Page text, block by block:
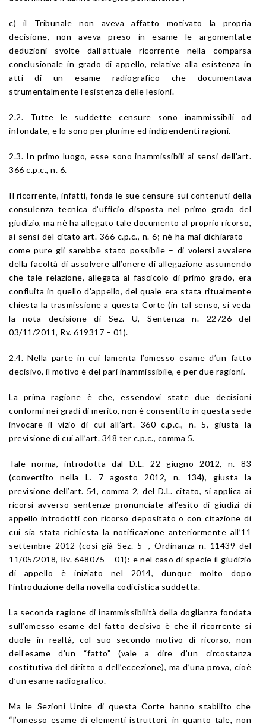
c) il Tribunale non aveva affatto motivato la propria
decisione, non aveva preso in esame le argomentate
deduzioni svolte dall’attuale ricorrente nella comparsa
conclusionale in grado di appello, relative alla esistenza in
atti di un esame radiografico che documentava
strumentalmente l’esistenza delle lesioni.
2.2. Tutte le suddette censure sono inammissibili od
infondate, e lo sono per plurime ed indipendenti ragioni.
2.3. In primo luogo, esse sono inammissibili ai sensi dell’art.
366 c.p.c., n. 6.
Il ricorrente, infatti, fonda le sue censure sui contenuti della
consulenza tecnica d’ufficio disposta nel primo grado del
giudizio, ma nè ha allegato tale documento al proprio ricorso,
ai sensi del citato art. 366 c.p.c., n. 6; nè ha mai dichiarato –
come pure gli sarebbe stato possibile – di volersi avvalere
della facoltà di assolvere all’onere di allegazione assumendo
che tale relazione, allegata al fascicolo di primo grado, era
confluita in quello d’appello, del quale era stata ritualmente
chiesta la trasmissione a questa Corte (in tal senso, si veda
la nota decisione di Sez. U, Sentenza n. 22726 del
03/11/2011, Rv. 619317 – 01).
2.4. Nella parte in cui lamenta l’omesso esame d’un fatto
decisivo, il motivo è del pari inammissibile, e per due ragioni.
La prima ragione è che, essendovi state due decisioni
conformi nei gradi di merito, non è consentito in questa sede
invocare il vizio di cui all’art. 360 c.p.c., n. 5, giusta la
previsione di cui all’art. 348 ter c.p.c., comma 5.
Tale norma, introdotta dal D.L. 22 giugno 2012, n. 83
(convertito nella L. 7 agosto 2012, n. 134), giusta la
previsione dell’art. 54, comma 2, del D.L. citato, si applica ai
ricorsi avverso sentenze pronunciate all’esito di giudizi di
appello introdotti con ricorso depositato o con citazione di
cui sia stata richiesta la notificazione anteriormente all’11
settembre 2012 (così già Sez. 5 -, Ordinanza n. 11439 del
11/05/2018, Rv. 648075 – 01): e nel caso di specie il giudizio
di appello è iniziato nel 2014, dunque molto dopo
l’introduzione della novella codicistica suddetta.
La seconda ragione di inammissibilità della doglianza fondata
sull’omesso esame del fatto decisivo è che il ricorrente si
duole in realtà, col suo secondo motivo di ricorso, non
dell’esame d’un “fatto” (vale a dire d’un circostanza
costitutiva del diritto o dell’eccezione), ma d’una prova, cioè
d’un esame radiografico.
Ma le Sezioni Unite di questa Corte hanno stabilito che
“l’omesso esame di elementi istruttori, in quanto tale, non